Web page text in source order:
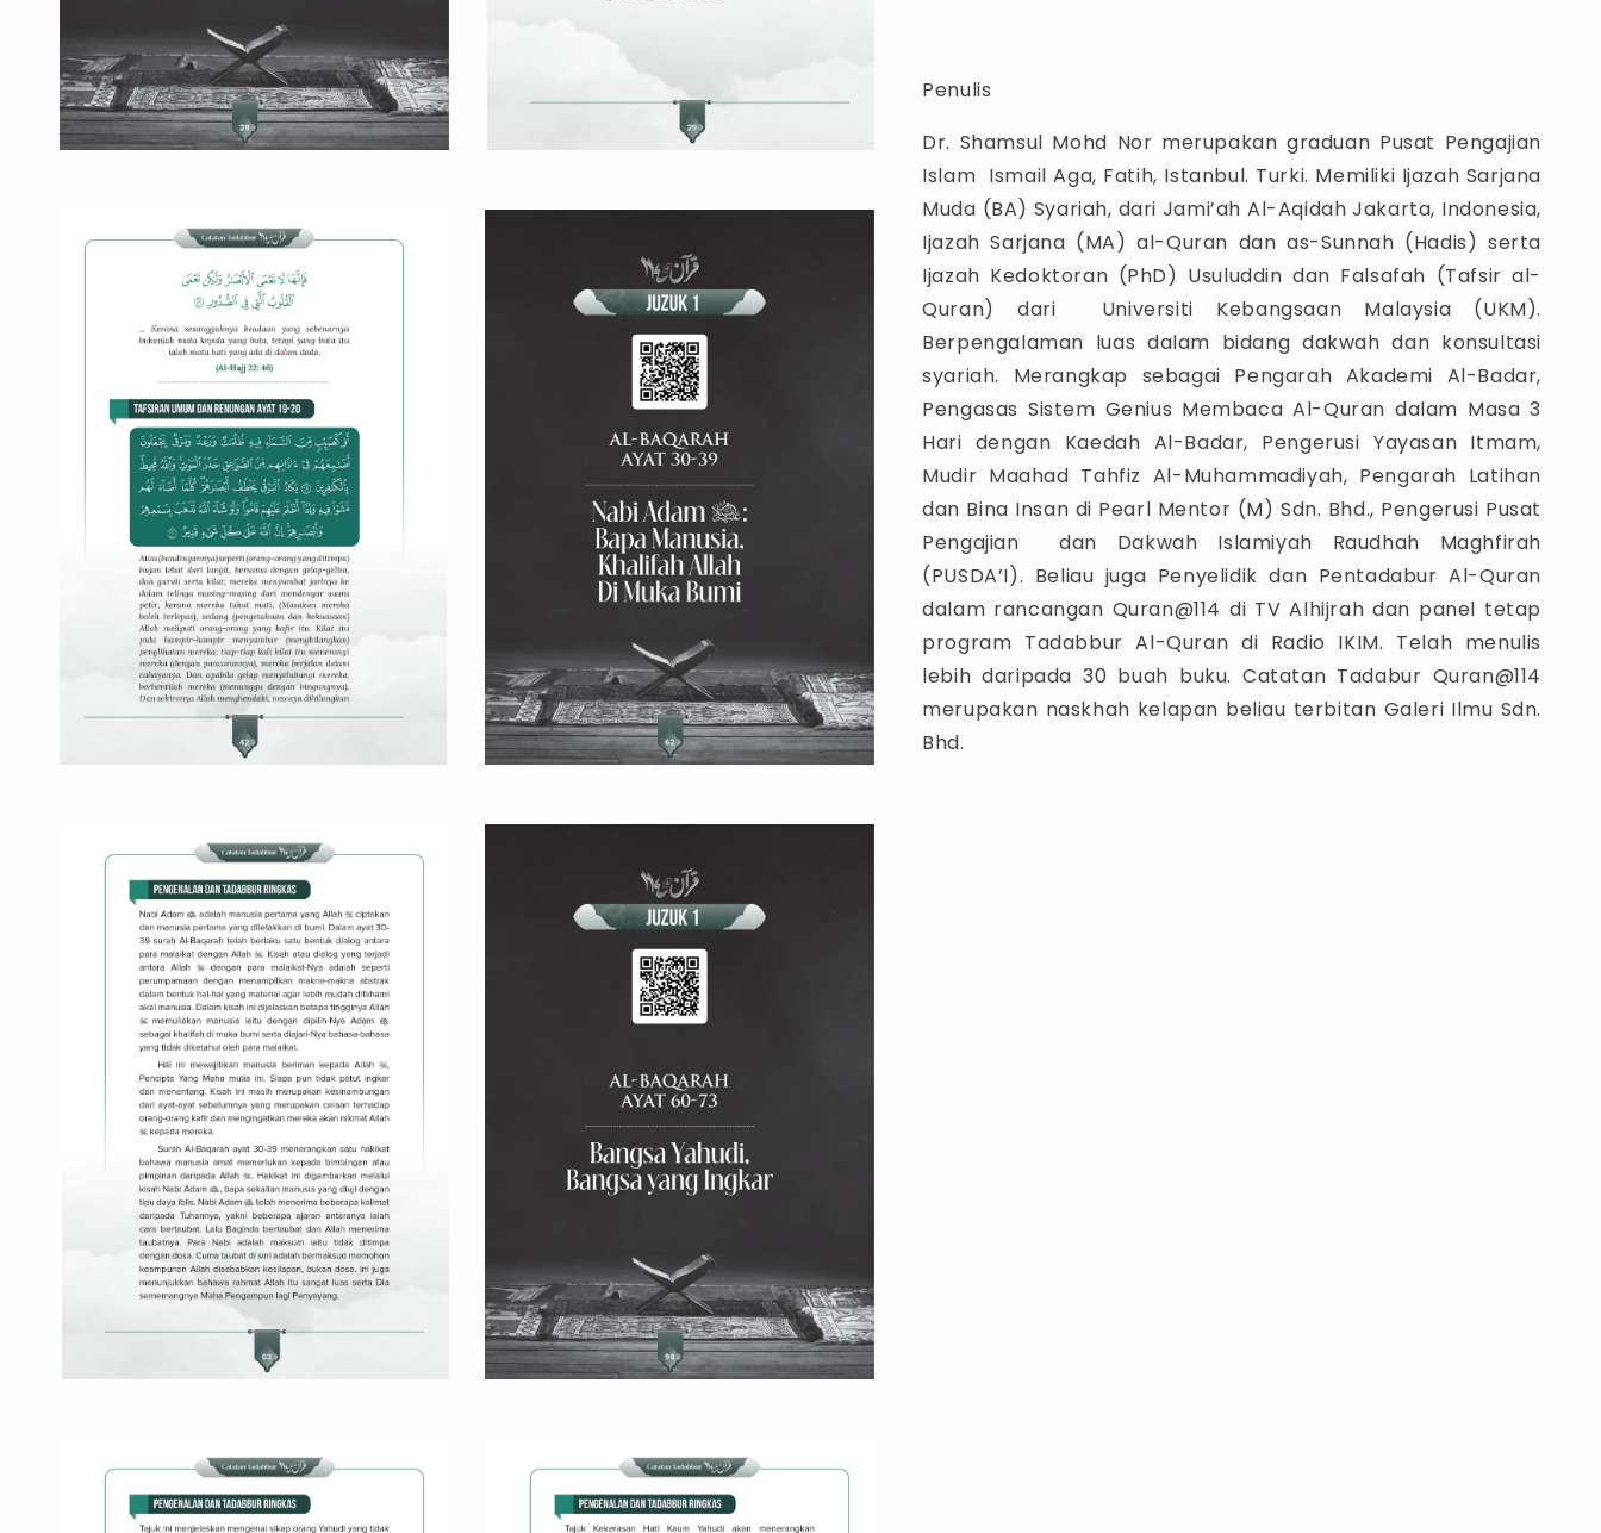
Penulis
Dr. Shamsul Mohd Nor merupakan graduan Pusat Pengajian
Islam Ismail Aga, Fatih, Istanbul. Turki. Memiliki Ijazah Sarjana
Muda (BA) Syariah, dari Jami’ah Al-Aqidah Jakarta, Indonesia,
Ijazah Sarjana (MA) al-Quran dan as-Sunnah (Hadis) serta
Ijazah Kedoktoran (PhD) Usuluddin dan Falsafah (Tafsir al-
Quran) dari Universiti Kebangsaan Malaysia (UKM).
Berpengalaman luas dalam bidang dakwah dan konsultasi
syariah. Merangkap sebagai Pengarah Akademi Al-Badar,
Pengasas Sistem Genius Membaca Al-Quran dalam Masa 3
Hari dengan Kaedah Al-Badar, Pengerusi Yayasan Itmam,
Mudir Maahad Tahfiz Al-Muhammadiyah, Pengarah Latihan
dan Bina Insan di Pearl Mentor (M) Sdn. Bhd., Pengerusi Pusat
Pengajian dan Dakwah Islamiyah Raudhah Maghfirah
(PUSDA’I). Beliau juga Penyelidik dan Pentadabur Al-Quran
dalam rancangan Quran@114 di TV Alhijrah dan panel tetap
program Tadabbur Al-Quran di Radio IKIM. Telah menulis
lebih daripada 30 buah buku. Catatan Tadabur Quran@114
merupakan naskhah kelapan beliau terbitan Galeri Ilmu Sdn.
Bhd.